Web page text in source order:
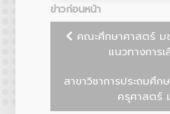
ข่าวก่อนหน้า
คณะศึกษาศาสตร์ ม
แนวทางการ
สาขาวิชาการประถมศึ
ครุศาสตร์